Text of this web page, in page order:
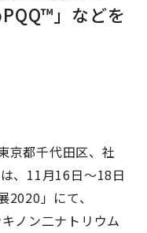
」などを
京都千代田区、社
、11月16日～18日
」にて、
ノン二ナトリウム